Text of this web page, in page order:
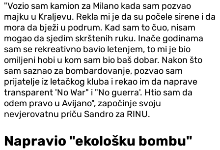
"Vozio sam kamion za Milano kada sam pozvao
majku u Kraljevu. Rekla mi je da su počele sirene i da
mora da bježi u podrum. Kad sam to čuo, nisam
mogao da sjedim skrštenih ruku. Inače godinama
sam se rekreativno bavio letenjem, to mi je bio
omiljeni hobi u kom sam bio baš dobar. Nakon što
sam saznao za bombardovanje, pozvao sam
prijatelje iz letačkog kluba i rekao im da naprave
transparent 'No War" i "No guerra'. Htio sam da
odem pravo u Avijano", započinje svoju
nevjerovatnu priču Sandro za RINU.
Napravio "ekološku bombu"